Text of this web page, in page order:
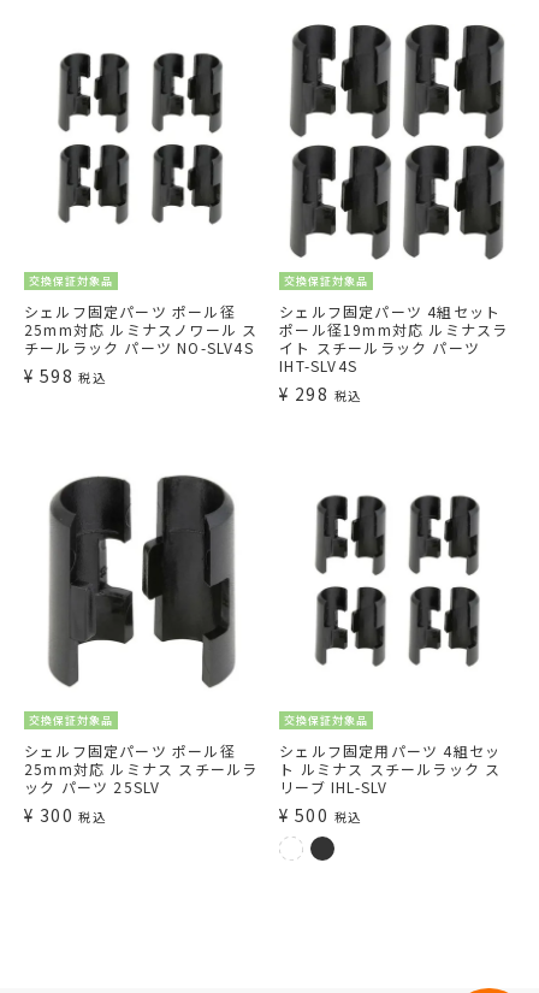
交換保証対象品
シェルフ固定パーツ ポール径
25mm対応 ルミナスノワール ス
チールラック パーツ NO-SLV4S
¥ 598 税込
交換保証対象品
シェルフ固定パーツ 4組セット
ポール径19mm対応 ルミナスラ
イト スチールラック パーツ
IHT-SLV4S
¥ 298 税込
交換保証対象品
シェルフ固定パーツ ポール径
25mm対応 ルミナス スチールラ
ック パーツ 25SLV
¥ 300 税込
交換保証対象品
シェルフ固定用パーツ 4組セッ
ト ルミナス スチールラック ス
リーブ IHL-SLV
¥ 500 税込